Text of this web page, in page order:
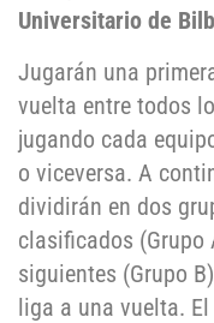
Universitario de
Jugarán una
vuelta entre todos
jugando cada
o viceversa. A
dividirán en dos
clasificados (Grupo
siguientes (Grupo
liga a una vuelta.